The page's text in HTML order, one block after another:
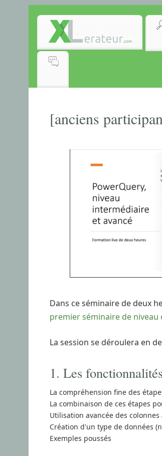
[anciens
Dans ce séminaire de deux
premier séminaire de
La session se déroulera en
1. Les
La compréhension fine des
La combinaison de ces étapes
Utilisation avancée des colonnes
Création d'un type de données
Exemples poussés